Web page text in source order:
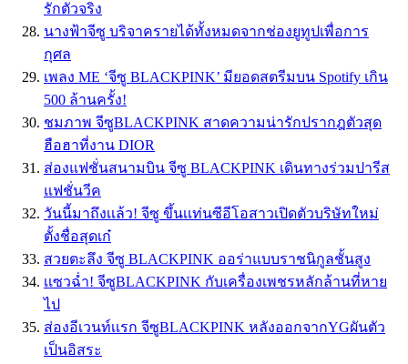
รักตัวจริง
นางฟ้าจีซู บริจาครายได้ทั้งหมดจากช่องยูทูปเพื่อการ
กุศล
เพลง ME ‘จีซู BLACKPINK’ มียอดสตรีมบน Spotify เกิน
500 ล้านครั้ง!
ชมภาพ จีซูBLACKPINK สาดความน่ารักปรากฎตัวสุด
ฮือฮาที่งาน DIOR
ส่องแฟชั่นสนามบิน จีซู BLACKPINK เดินทางร่วมปารีส
แฟชั่นวีค
วันนี้มาถึงเเล้ว! จีซู ขึ้นเเท่นซีอีโอสาวเปิดตัวบริษัทใหม่
ตั้งชื่อสุดเก๋
สวยตะลึง จีซู BLACKPINK ออร่าแบบราชนิกูลชั้นสูง
เเซวฉ่ำ! จีซูBLACKPINK กับเครื่องเพชรหลักล้านที่หาย
ไป
ส่องอีเวนท์เเรก จีซูBLACKPINK หลังออกจากYGผันตัว
เป็นอิสระ